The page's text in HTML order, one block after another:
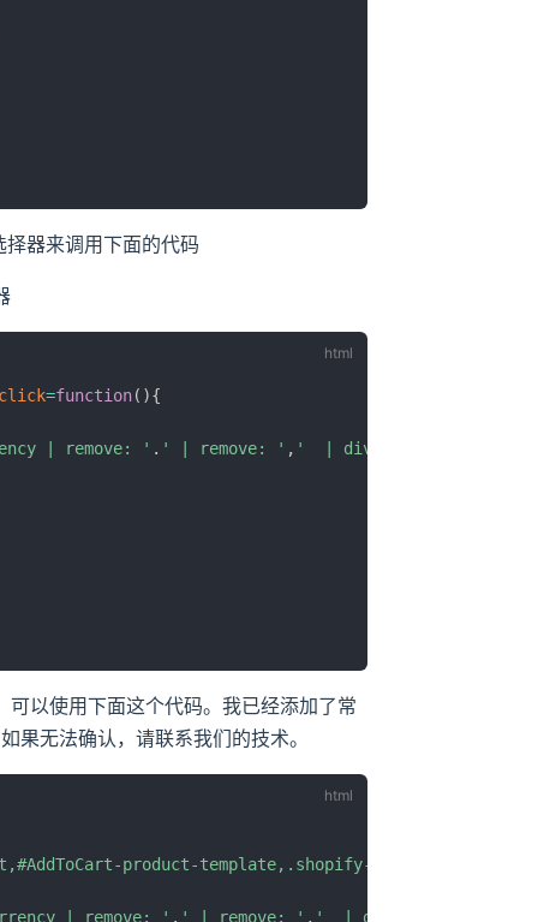
器来调用下面的代码
=function( ){
| remove: ' . ' | remove: ' , '  | divided_by: 100.0
以使用下面这个代码。我已经添加了常
果无法确认，请联系我们的技术。
product-template,.shopify-payment-
| remove: ' . ' | remove: ' , '  | divided_by: